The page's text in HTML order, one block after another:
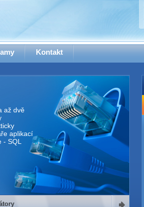
Kontakt
až dvě
aplikací
SQL